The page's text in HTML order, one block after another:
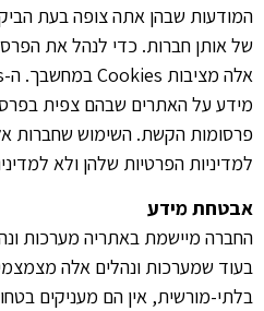
המודעות שבהן אתה צופה בעת
של אותן חברות. כדי לנהל את
מידע על האתרים שבהם צפית
למדיניות הפרטיות שלהן ולא
אבטחת מידע
החברה מיישמת באתריה מערכות
בעוד שמערכות ונהלים אלה
בלתי-מורשית, אין הם מעניקים